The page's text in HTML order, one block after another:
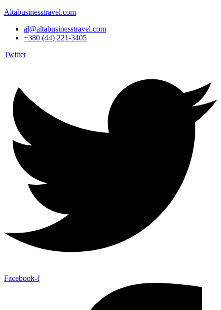
Altabusinesstravel.com
al@altabusinesstravel.com
+380 (44) 221-3405
Twitter
Facebook-f